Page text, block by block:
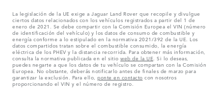
La legislación de la UE exige a Jaguar Land Rover que recopile y divulgue
ciertos datos relacionados con los vehículos registrados a partir del 1 de
enero de 2021. Se debe compartir con la Comisión Europea el VIN (número
de identificación del vehículo) y los datos de consumo de combustible y
energía conforme a lo estipulado en la normativa 2021/392 de la UE. Los
datos compartidos tratan sobre el combustible consumido, la energía
eléctrica de los PHEV y la distancia recorrida. Para obtener más información,
consulta la normativa publicada en el sitio web de la UE . Si lo deseas,
puedes negarte a que los datos de tu vehículo se compartan con la Comisión
Europea. No obstante, deberás notificarlo antes de finales de marzo para
garantizar la exclusión. Para ello, ponte en contacto con nosotros
proporcionando el VIN y el número de registro.